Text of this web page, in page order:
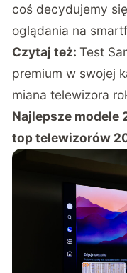
coś decydujemy
oglądania na
Czytaj też:Test
premium w swojej
miana telewizora
Najlepsze modele
top telewizorów